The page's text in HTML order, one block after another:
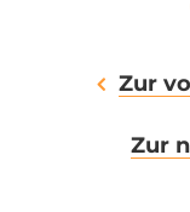
Zur
Zur